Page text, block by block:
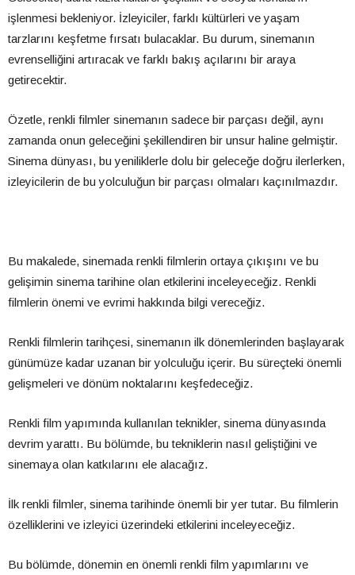
işlenmesi bekleniyor. İzleyiciler, farklı kültürleri ve yaşam
tarzlarını keşfetme fırsatı bulacaklar. Bu durum, sinemanın
evrenselliğini artıracak ve farklı bakış açılarını bir araya
getirecektir.
Özetle, renkli filmler sinemanın sadece bir parçası değil, aynı
zamanda onun geleceğini şekillendiren bir unsur haline gelmiştir.
Sinema dünyası, bu yeniliklerle dolu bir geleceğe doğru ilerlerken,
izleyicilerin de bu yolculuğun bir parçası olmaları kaçınılmazdır.
Bu makalede, sinemada renkli filmlerin ortaya çıkışını ve bu
gelişimin sinema tarihine olan etkilerini inceleyeceğiz. Renkli
filmlerin önemi ve evrimi hakkında bilgi vereceğiz.
Renkli filmlerin tarihçesi, sinemanın ilk dönemlerinden başlayarak
günümüze kadar uzanan bir yolculuğu içerir. Bu süreçteki önemli
gelişmeleri ve dönüm noktalarını keşfedeceğiz.
Renkli film yapımında kullanılan teknikler, sinema dünyasında
devrim yarattı. Bu bölümde, bu tekniklerin nasıl geliştiğini ve
sinemaya olan katkılarını ele alacağız.
İlk renkli filmler, sinema tarihinde önemli bir yer tutar. Bu filmlerin
özelliklerini ve izleyici üzerindeki etkilerini inceleyeceğiz.
Bu bölümde, dönemin en önemli renkli film yapımlarını ve